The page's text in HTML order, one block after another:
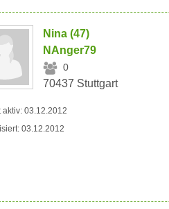
Nina (47)
NAnger79
0
70437 Stuttgart
aktiv: 03.12.2012
03.12.2012